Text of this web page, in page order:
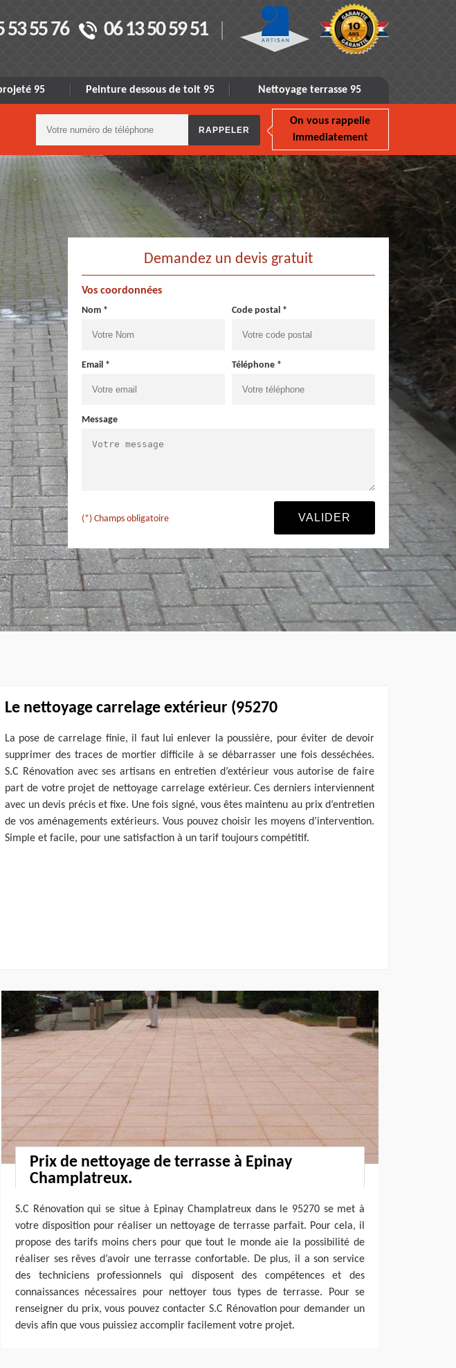
53 55 76 06 13 50 59 51
95 Peinture dessous de toit 95 Nettoyage terrasse 95
On vous rappelle
immediatement
Demandez un devis gratuit
Vos coordonnées
Nom * Code postal *
Email * Téléphone *
Message
(*) Champs obligatoire
Le nettoyage carrelage extérieur (95270
La pose de carrelage finie, il faut lui enlever la poussière, pour éviter de devoir
supprimer des traces de mortier difficile à se débarrasser une fois desséchées.
S.C Rénovation avec ses artisans en entretien d’extérieur vous autorise de faire
part de votre projet de nettoyage carrelage extérieur. Ces derniers interviennent
avec un devis précis et fixe. Une fois signé, vous êtes maintenu au prix d’entretien
de vos aménagements extérieurs. Vous pouvez choisir les moyens d’intervention.
Simple et facile, pour une satisfaction à un tarif toujours compétitif.
Prix de nettoyage de terrasse à Epinay
Champlatreux.
S.C Rénovation qui se situe à Epinay Champlatreux dans le 95270 se met à
votre disposition pour réaliser un nettoyage de terrasse parfait. Pour cela, il
propose des tarifs moins chers pour que tout le monde aie la possibilité de
réaliser ses rêves d’avoir une terrasse confortable. De plus, il a son service
des techniciens professionnels qui disposent des compétences et des
connaissances nécessaires pour nettoyer tous types de terrasse. Pour se
renseigner du prix, vous pouvez contacter S.C Rénovation pour demander un
devis afin que vous puissiez accomplir facilement votre projet.